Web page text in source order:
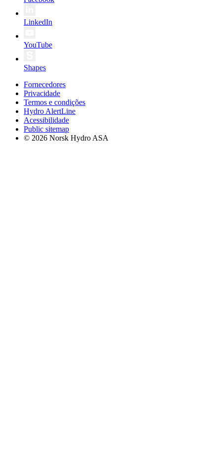
LinkedIn
YouTube
Shapes
Fornecedores
Privacidade
Termos e condições
Hydro AlertLine
Acessibilidade
Public sitemap
© 2026 Norsk Hydro ASA